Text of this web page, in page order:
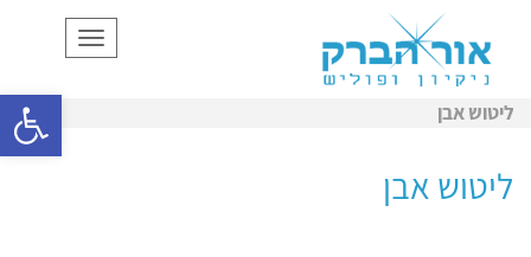
תפריט
ליטוש אבן
ליטוש אבן
פתח